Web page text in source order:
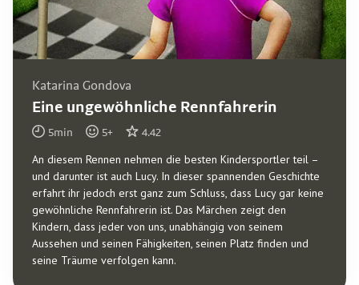
Katarina Gondova
Eine ungewöhnliche Rennfahrerin
5min 5+ 4.42
An diesem Rennen nehmen die besten Kindersportler teil –
und darunter ist auch Lucy. In dieser spannenden Geschichte
erfahrt ihr jedoch erst ganz zum Schluss, dass Lucy gar keine
gewöhnliche Rennfahrerin ist. Das Märchen zeigt den
Kindern, dass jeder von uns, unabhängig von seinem
Aussehen und seinen Fähigkeiten, seinen Platz finden und
seine Träume verfolgen kann.